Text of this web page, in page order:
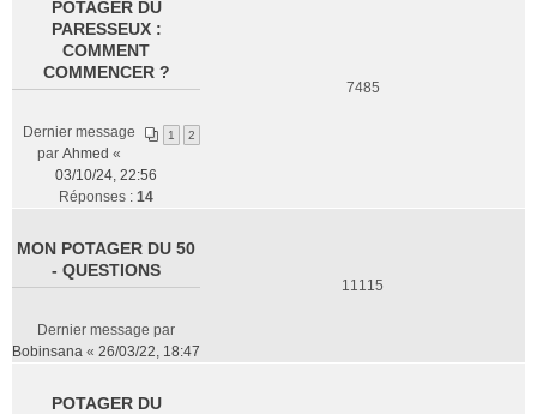
POTAGER DU
PARESSEUX :
COMMENT
COMMENCER ?
1 2
Dernier message
par Ahmed «
03/10/24, 22:56
Réponses : 14
7485
MON POTAGER DU 50
- QUESTIONS
Dernier message par
Bobinsana « 26/03/22, 18:47
11115
POTAGER DU